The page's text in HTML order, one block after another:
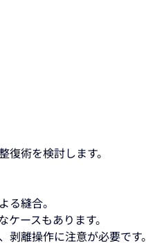
術を検討します。
る縫合。
ースもあります。
離操作に注意が必要です。